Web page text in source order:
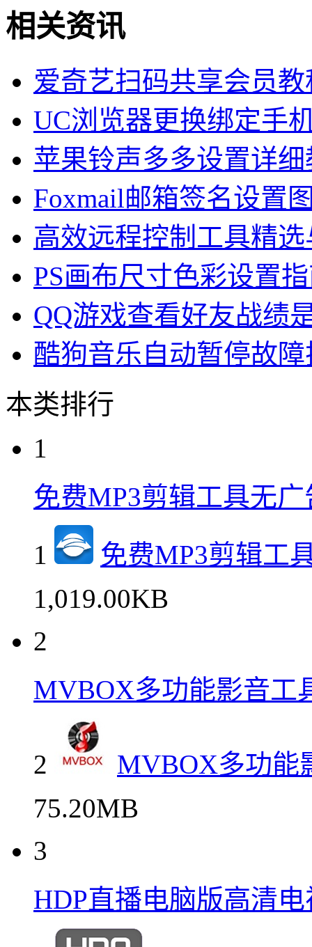
相关资讯
爱奇艺扫码共享会员教
UC浏览器更换绑定手
苹果铃声多多设置详细
Foxmail邮箱签名设置
高效远程控制工具精
PS画布尺寸色彩设置
QQ游戏查看好友战绩
酷狗音乐自动暂停故
本类排行
1
免费MP3剪辑工具无
1
免费MP3剪辑工
1,019.00KB
2
MVBOX多功能影音工
2
MVBOX多功能
75.20MB
3
HDP直播电脑版高清